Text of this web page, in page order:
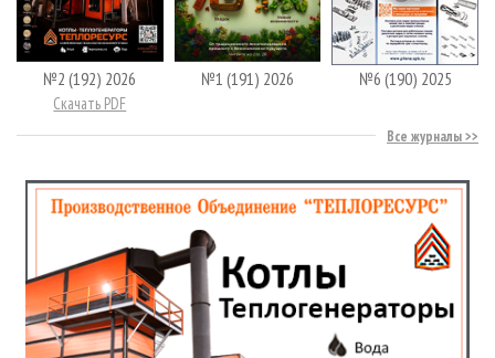
№2 (192) 2026
Скачать PDF
№1 (191) 2026 №6 (190) 2025
Все журналы